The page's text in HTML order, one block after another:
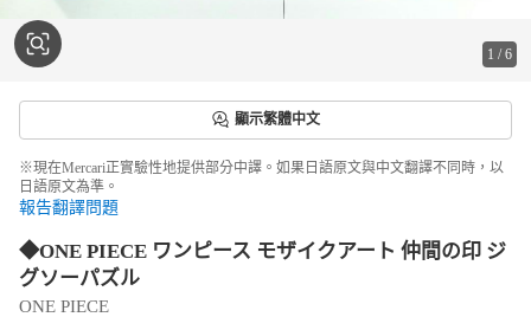
1 /6
顯示繁體中文
※現在Mercari正實驗性地提供部分中譯。如果日語原文與中文翻譯不同時，以
日語原文為準。
報告翻譯問題
◆ONE PIECE ワンピース モザイクアート 仲間の印 ジ
グソーパズル
ONE PIECE